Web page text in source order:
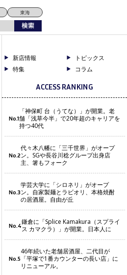
東海
新店情報
トピックス
特集
コラム
ACCESS RANKING
No.1
「神保町 台（うてな）」が開業。老
舗「浅草今半」で20年超のキャリアを
持つ40代
No.2
代々木八幡に「三千世界」がオープ
ン。SGや長谷川稔グループ出身店
主、箸もフォーク
No.3
学芸大学に「シロネリ」がオープ
ン。自家製麺とラビオリ、本格焼酎
の居酒屋。自由が丘
No.4鎌倉に「Splice Kamakura（スプライ
ス カマクラ）」が開業。日本人に
No.5
46年続いた老舗居酒屋、二代目が
「平塚で1番カウンターの長い店」に
リニューアル。